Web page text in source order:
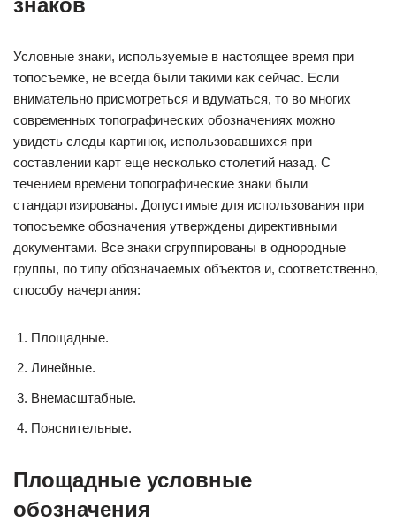
Условные знаки, используемые в настоящее время при
топосъемке, не всегда были такими как сейчас. Если
внимательно присмотреться и вдуматься, то во многих
современных топографических обозначениях можно
увидеть следы картинок, использовавшихся при
составлении карт еще несколько столетий назад. С
течением времени топографические знаки были
стандартизированы. Допустимые для использования при
топосъемке обозначения утверждены директивными
документами. Все знаки сгруппированы в однородные
группы, по типу обозначаемых объектов и, соответственно,
способу начертания:
Площадные.
Линейные.
Внемасштабные.
Пояснительные.
Площадные условные
обозначения